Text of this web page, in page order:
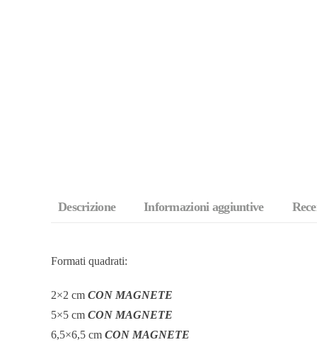
Descrizione Informazioni aggiuntive
Formati quadrati:
2×2 cm CON MAGNETE
5×5 cm CON MAGNETE
6,5×6,5 cm CON MAGNETE